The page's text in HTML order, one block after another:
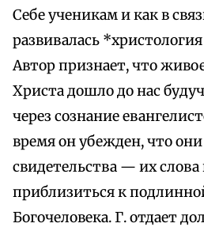
Себе ученикам и как в
развивалась
Автор признает, что
Христа дошло до нас
через сознание
время он убежден, что
свидетельства — их
приблизиться к
Богочеловека. Г. отдает